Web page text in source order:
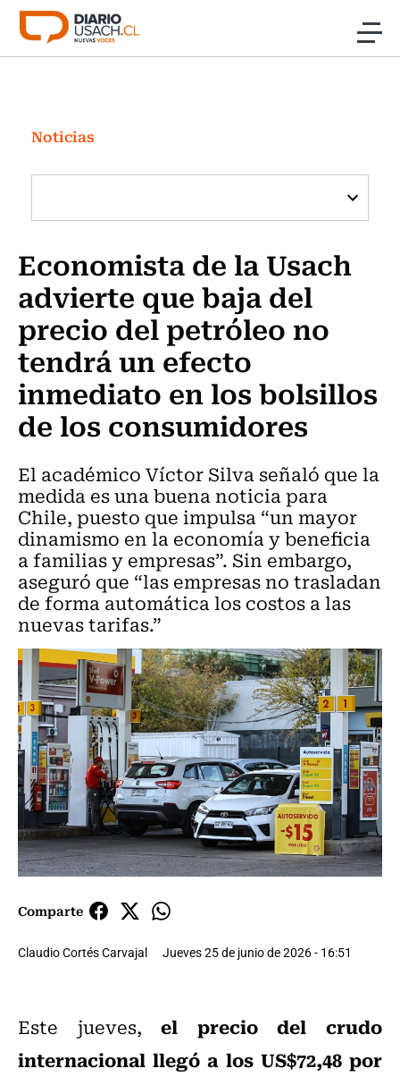
Click acá para ir directamente al contenido
Investigación
Cultura
Programas Radio y TV Usach
Noticias
Economista de la Usach
advierte que baja del
precio del petróleo no
tendrá un efecto
inmediato en los bolsillos
de los consumidores
El académico Víctor Silva señaló que la
medida es una buena noticia para
Chile, puesto que impulsa “un mayor
dinamismo en la economía y beneficia
a familias y empresas”. Sin embargo,
aseguró que “las empresas no trasladan
de forma automática los costos a las
nuevas tarifas.”
Comparte
Claudio Cortés Carvajal Jueves 25 de junio de 2026 - 16:51
Este jueves,el precio del crudo
internacional llegó a los US$72,48 por